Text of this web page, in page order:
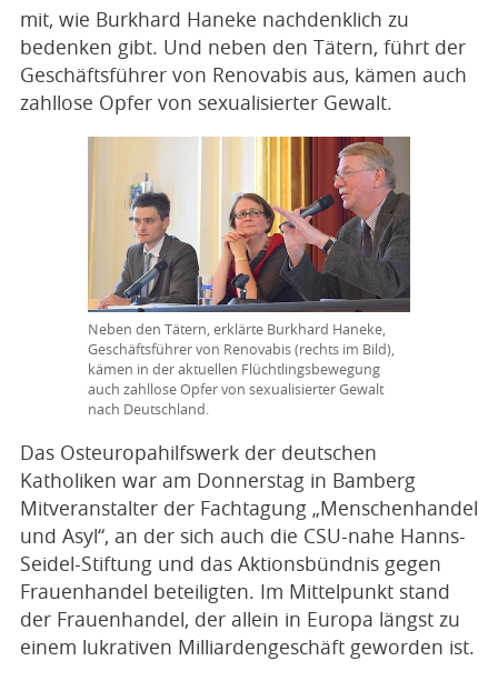
mit, wie Burkhard Haneke nachdenklich zu
bedenken gibt. Und neben den Tätern, führt der
Geschäftsführer von Renovabis aus, kämen auch
zahllose Opfer von sexualisierter Gewalt.
Neben den Tätern, erklärte Burkhard Haneke,
Geschäftsführer von Renovabis (rechts im Bild),
kämen in der aktuellen Flüchtlingsbewegung
auch zahllose Opfer von sexualisierter Gewalt
nach Deutschland.
Das Osteuropahilfswerk der deutschen
Katholiken war am Donnerstag in Bamberg
Mitveranstalter der Fachtagung „Menschenhandel
und Asyl“, an der sich auch die CSU-nahe Hanns-
Seidel-Stiftung und das Aktionsbündnis gegen
Frauenhandel beteiligten. Im Mittelpunkt stand
der Frauenhandel, der allein in Europa längst zu
einem lukrativen Milliardengeschäft geworden ist.